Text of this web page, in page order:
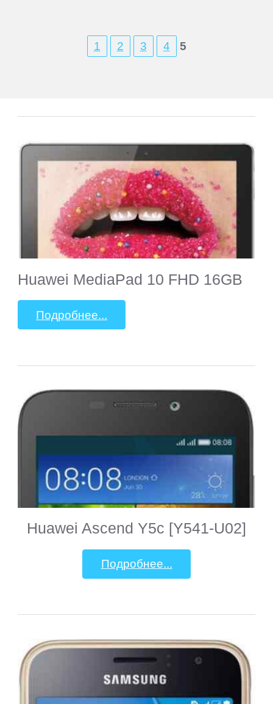
1 2 3 4 5
Huawei MediaPad 10 FHD 16GB
Подробнее...
Huawei Ascend Y5c [Y541-U02]
Подробнее...
Lenovo
Match
Tech
Mio
Motorola
MSI
Mystery
Nautilus
Nvidia
OVERMAX